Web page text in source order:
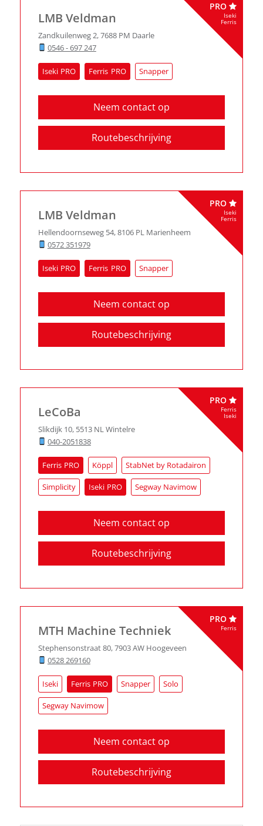
LMB Veldman
Zandkuilenweg 2,7688 PM Daarle
0546 - 697 247
Iseki Ferris Snapper
Neem contact op
Routebeschrijving
PRO
Iseki
Ferris
LMB Veldman
Hellendoornseweg 54,8106 PL Marienheem
0572 351979
Iseki Ferris Snapper
Neem contact op
Routebeschrijving
PRO
Iseki
Ferris
LeCoBa
Slikdijk 10, 5513 NLWintelre
040-2051838
Ferris Köppl StabNet by Rotadairon
Simplicity Iseki Segway Navimow
Neem contact op
Routebeschrijving
PRO
Ferris
Iseki
MTH Machine Techniek
Stephensonstraat 80,7903 AW Hoogeveen
0528 269160
Iseki Ferris Snapper Solo
Segway Navimow
Neem contact op
Routebeschrijving
PRO
Ferris